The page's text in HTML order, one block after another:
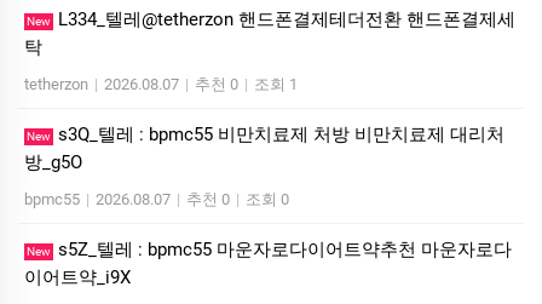
New
L334_텔레@tetherzon 핸드폰결제테더전환 핸드폰결제세
탁
tetherzon | 2026.08.07 | 추천 0 | 조회 1
New s3Q_텔레 : bpmc55 비만치료제 처방 비만치료제 대리처
방_g5O
bpmc55 | 2026.08.07 | 추천 0 | 조회 0
New s5Z_텔레 : bpmc55 마운자로다이어트약추천 마운자로다
이어트약_i9X